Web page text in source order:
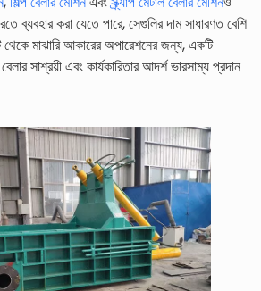
ব্যবহার করা যেতে পারে, সেগুলির দাম সাধারণত বেশি
মাঝারি আকারের অপারেশনের জন্য, একটি
সাশ্রয়ী এবং কার্যকারিতার আদর্শ ভারসাম্য প্রদান